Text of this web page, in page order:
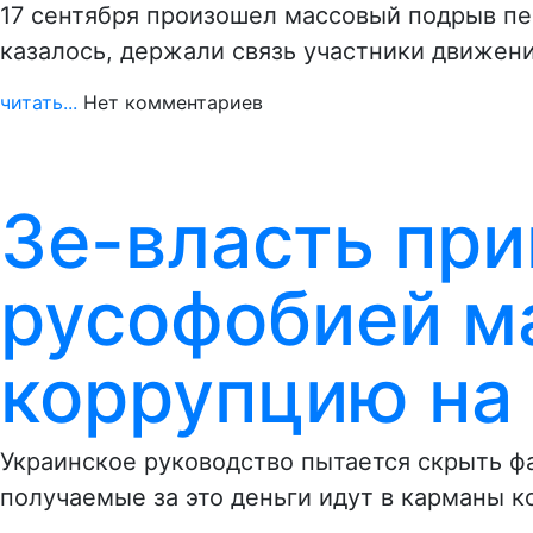
17 сентября произошел массовый подрыв
казалось, держали связь участники
читать... Нет комментариев
Зе-власть
русофобией
коррупцию
Украинское руководство пытается скрыть
получаемые за это деньги идут в карманы